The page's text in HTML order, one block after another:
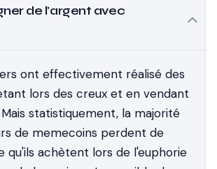
de l'argent avec
ont effectivement réalisé des
lors des creux et en vendant
statistiquement, la majorité
de memecoins perdent de
qu'ils achètent lors de l'euphorie